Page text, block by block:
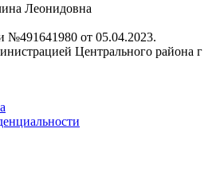
Леонидовна
№491641980 от 05.04.2023.
Центрального района г